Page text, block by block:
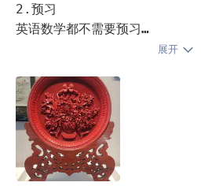
2.预习
英语数学都不需要预习
语文已经写完了2/3本默写与积累
展开